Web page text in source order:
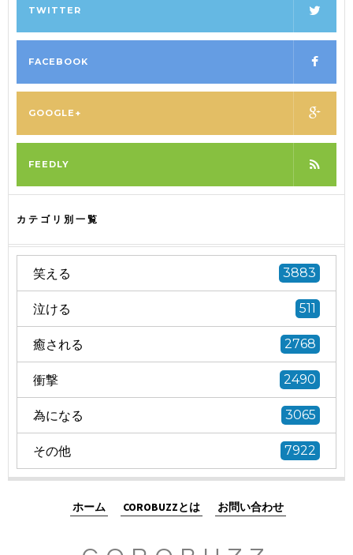
TWITTER
FACEBOOK
GOOGLE+
FEEDLY
カテゴリ別一覧
笑える 3883
泣ける 511
癒される 2768
衝撃 2490
為になる 3065
その他 7922
ホーム COROBUZZとは お問い合わせ